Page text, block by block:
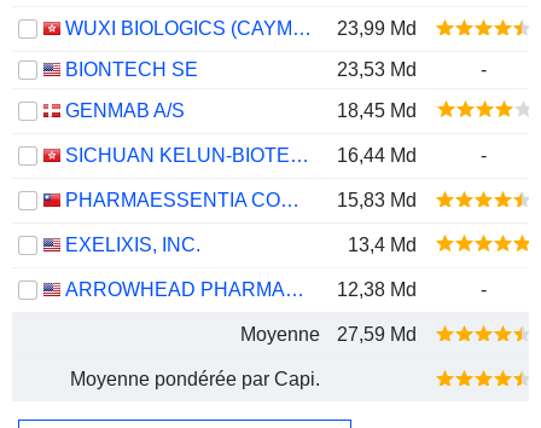
WUXI BIOLOGICS (CAYMAN) INC.
23,99 Md
BIONTECH SE
23,53 Md
-
GENMAB A/S
18,45 Md
SICHUAN KELUN-BIOTECH BIOPHARMACEUTICAL CO., LTD. 16,44 Md -
PHARMAESSENTIA CORPORATION 15,83 Md
EXELIXIS, INC. 13,4 Md
ARROWHEAD PHARMACEUTICALS, INC. 12,38 Md -
Moyenne 27,59 Md
Moyenne pondérée par Capi.